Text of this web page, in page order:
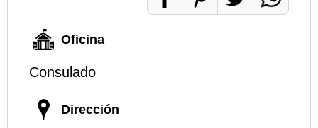
Oficina
Consulado
Dirección